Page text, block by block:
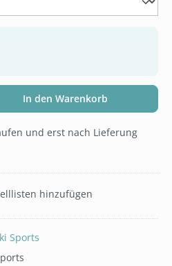
den gewünschten
In den Warenkorb
und erst nach Lieferung
hinzufügen
Sports